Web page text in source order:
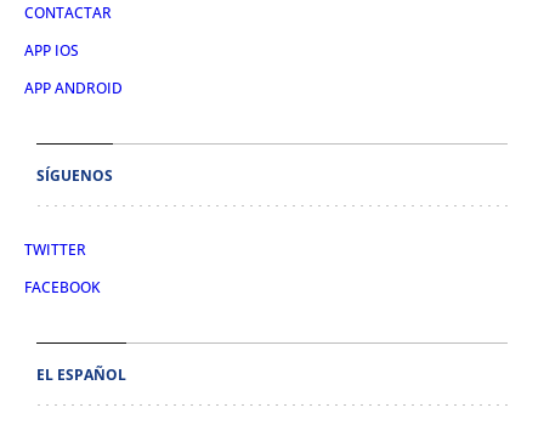
CONTACTAR
APP IOS
APP ANDROID
SÍGUENOS
TWITTER
FACEBOOK
EL ESPAÑOL